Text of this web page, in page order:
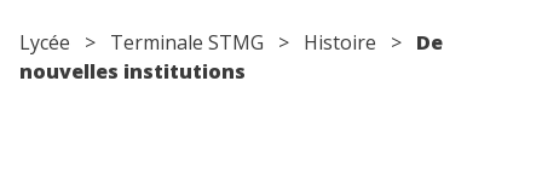
Lycée > Terminale STMG > Histoire > De
nouvelles institutions